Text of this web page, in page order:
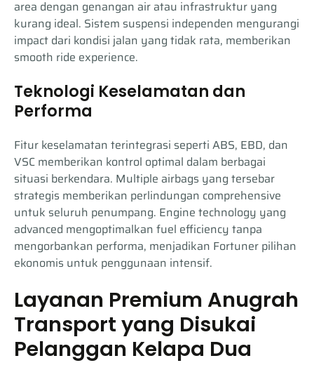
area dengan genangan air atau infrastruktur yang
kurang ideal. Sistem suspensi independen mengurangi
impact dari kondisi jalan yang tidak rata, memberikan
smooth ride experience.
Teknologi Keselamatan dan
Performa
Fitur keselamatan terintegrasi seperti ABS, EBD, dan
VSC memberikan kontrol optimal dalam berbagai
situasi berkendara. Multiple airbags yang tersebar
strategis memberikan perlindungan comprehensive
untuk seluruh penumpang. Engine technology yang
advanced mengoptimalkan fuel efficiency tanpa
mengorbankan performa, menjadikan Fortuner pilihan
ekonomis untuk penggunaan intensif.
Layanan Premium Anugrah
Transport yang Disukai
Pelanggan Kelapa Dua